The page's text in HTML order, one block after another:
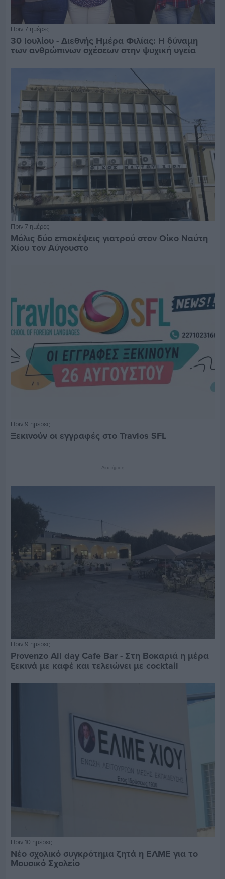
Πριν 7 ημέρες
30 Ιουλίου - Διεθνής Ημέρα Φιλίας: Η δύναμη
των ανθρώπινων σχέσεων στην ψυχική υγεία
Πριν 7 ημέρες
Μόλις δύο επισκέψεις γιατρού στον Οίκο Ναύτη
Χίου τον Αύγουστο
Πριν 9 ημέρες
Ξεκινούν οι εγγραφές στο Travlos SFL
Διαφήμιση
Πριν 9 ημέρες
Provenzo All day Cafe Bar - Στη Βοκαριά η μέρα
ξεκινά με καφέ και τελειώνει με cocktail
Πριν 10 ημέρες
Νέο σχολικό συγκρότημα ζητά η ΕΛΜΕ για το
Μουσικό Σχολείο